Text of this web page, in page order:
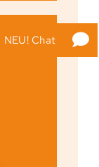
NEU! Chat